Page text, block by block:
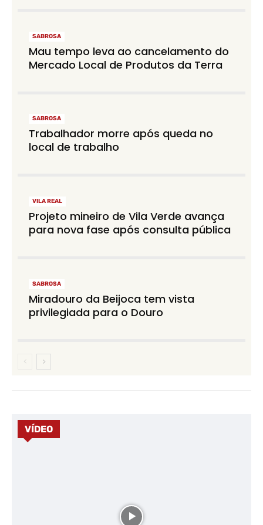
SABROSA
Mau tempo leva ao cancelamento do
Mercado Local de Produtos da Terra
SABROSA
Trabalhador morre após queda no
local de trabalho
VILA REAL
Projeto mineiro de Vila Verde avança
para nova fase após consulta pública
SABROSA
Miradouro da Beijoca tem vista
privilegiada para o Douro
VÍDEO